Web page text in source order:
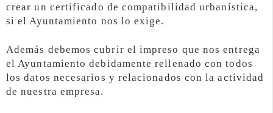
crear un certificado de compatibilidad urbanística,
si el Ayuntamiento nos lo exige.
Además debemos cubrir el impreso que nos entrega
el Ayuntamiento debidamente rellenado con todos
los datos necesarios y relacionados con la actividad
de nuestra empresa.